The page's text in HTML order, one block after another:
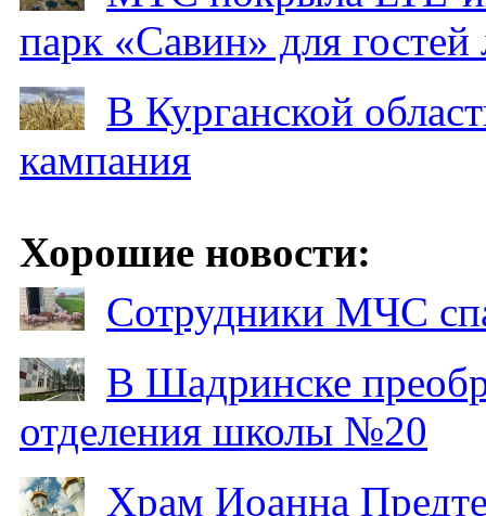
парк «Савин» для гостей
В Курганской
кампания
Хорошие новости:
Сотрудники МЧС
В Шадринске
отделения школы №20
Храм Иоанна